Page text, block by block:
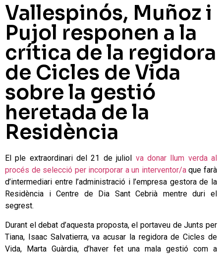
Vallespinós, Muñoz i
Pujol responen a la
crítica de la regidora
de Cicles de Vida
sobre la gestió
heretada de la
Residència
El ple extraordinari del 21 de juliol va donar llum verda al
procés de selecció per incorporar a un interventor/aque farà
d’intermediari entre l’administració i l’empresa gestora de la
Residència i Centre de Dia Sant Cebrià mentre duri el
segrest.
Durant el debat d’aquesta proposta, el portaveu de Junts per
Tiana, Isaac Salvatierra, va acusar la regidora de Cicles de
Vida, Marta Guàrdia, d’haver fet una mala gestió com a